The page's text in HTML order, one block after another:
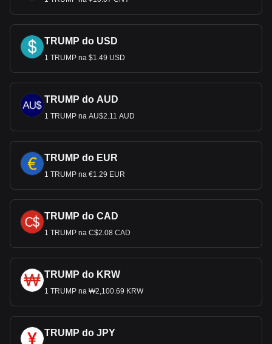
kryptowalut możesz wymienić na USD.
TRUMP do USD
1 TRUMP na $1.49 USD
TRUMP do AUD
1 TRUMP na AU$2.11 AUD
TRUMP do EUR
1 TRUMP na €1.29 EUR
TRUMP do CAD
1 TRUMP na C$2.08 CAD
TRUMP do KRW
1 TRUMP na ₩2,100.69 KRW
TRUMP do JPY